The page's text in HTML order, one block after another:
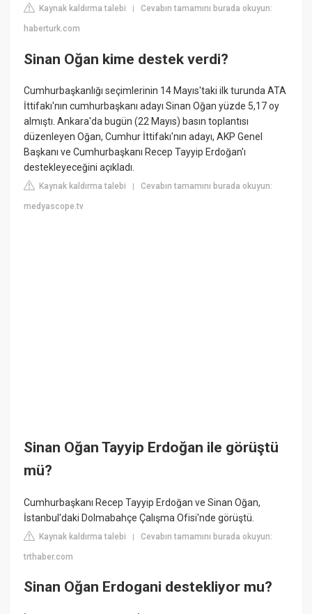
Kaynak kaldırma talebi |Cevabın tamamını burada okuyun:
haberturk.com
Sinan Oğan kime destek verdi?
Cumhurbaşkanlığı seçimlerinin 14 Mayıs'taki ilk turunda ATA
İttifakı'nın cumhurbaşkanı adayı Sinan Oğan yüzde 5,17 oy
almıştı. Ankara'da bugün (22 Mayıs) basın toplantısı
düzenleyen Oğan, Cumhur İttifakı'nın adayı, AKP Genel
Başkanı ve Cumhurbaşkanı Recep Tayyip Erdoğan'ı
destekleyeceğini açıkladı.
Kaynak kaldırma talebi |Cevabın tamamını burada okuyun:
medyascope.tv
Sinan Oğan Tayyip Erdoğan ile görüştü
mü?
Cumhurbaşkanı Recep Tayyip Erdoğan ve Sinan Oğan,
İstanbul'daki Dolmabahçe Çalışma Ofisi'nde görüştü.
Kaynak kaldırma talebi |Cevabın tamamını burada okuyun:
trthaber.com
Sinan Oğan Erdogani destekliyor mu?